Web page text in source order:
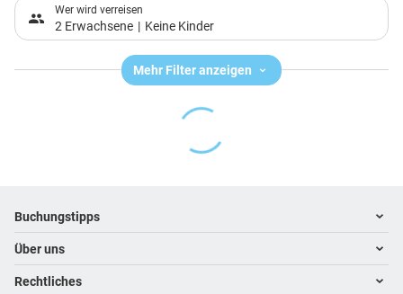
Wer wird verreisen
2 Erwachsene Keine Kinder
Mehr Filter anzeigen
Footer navigation
Buchungstipps
Warum im Reisebüro buchen
Hoteltipps
Über uns
Kontakt
Rechtliches